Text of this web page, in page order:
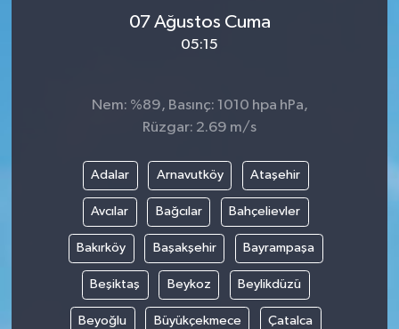
07 Ağustos Cuma
05:15
Nem: %89, Basınç: 1010 hpa hPa,
Rüzgar: 2.69 m/s
Adalar Arnavutköy Ataşehir
Avcılar Bağcılar Bahçelievler
Bakırköy Başakşehir Bayrampaşa
Beşiktaş Beykoz Beylikdüzü
Beyoğlu Büyükçekmece Çatalca